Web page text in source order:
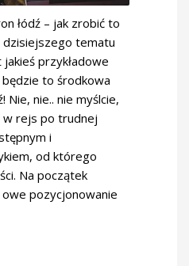
łódź – jak zrobić to
tematu
przykładowe
to środkowa
Nie, nie.. nie myślcie,
w rejs po trudnej
i
od którego
Na początek
pozycjonowanie